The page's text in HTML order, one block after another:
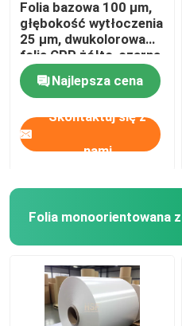
Folia bazowa 100 µm,
głębokość wytłoczenia
25 µm, dwukolorowa
folia CPP żółto-czarna
do wysokiej jakości
artykułów
piśmienniczych i
opakowań
przemysłowych
Najlepsza cena
Skontaktuj się z
nami
Folia monoorientowana